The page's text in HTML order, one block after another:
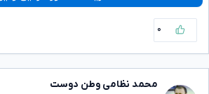
۰
محمد نظامی وطن دوست